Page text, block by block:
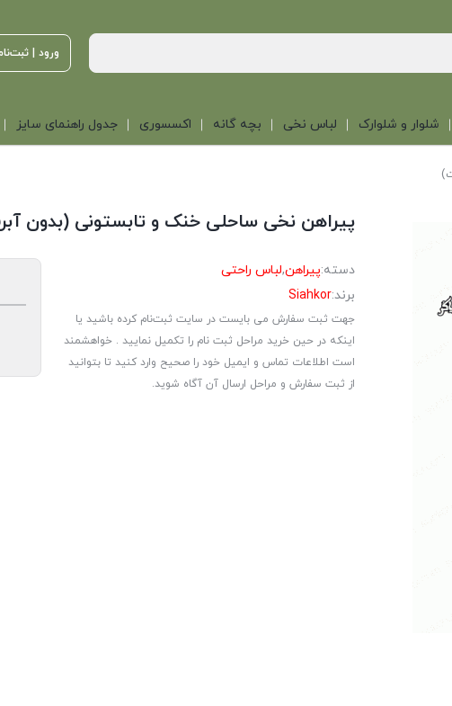
ورود |
شلوار و شلوارک لباس نخی بچه گانه اکسسوری جدول راهنمای سایز
پیراهن نخی ساحلی خنک و تابستونی (بدون
دسته:پیراهن,لباس راحتی
برند:Siahkor
جهت ثبت سفارش می بایست در سایت ثبت‌نام کرده باشید یا
اینکه در حین خرید مراحل ثبت نام را تکمیل نمایید . خواهشمند
است اطلاعات تماس و ایمیل خود را صحیح وارد کنید تا بتوانید
از ثبت سفارش و مراحل ارسال آن آگاه شوید.